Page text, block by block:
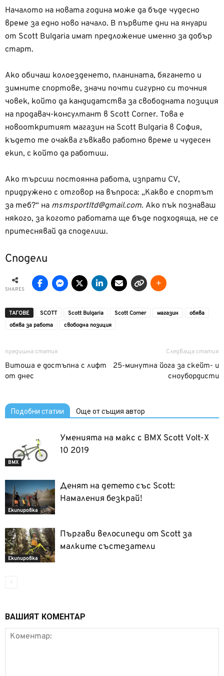
Началото на новата година може да бъде чудесно
време за едно ново начало. В първите дни на януари
от Scott Bulgaria имат предложение именно за добър
старт.
Ако обичаш колоезденето, планината, бягането и
зимните спортове, значи почти сигурно си точния
човек, който да кандидатства за свободната позиция
на продавач-консултант в Scott Corner. Това е
новооткритият магазин на Scott Bulgaria в София,
където те очаква гъвкаво работно време и чудесен
екип, с който да работиш.
Ако търсиш постоянна работа, изпрати CV,
придружено с отговор на въпроса: „Какво е спортът
за теб?“ на msmsportltd@gmail.com. Ако пък познаваш
някого, за когото работата ще бъде подходяща, не се
притеснявай да споделиш.
Сподели
SHARES
ТАГОВЕ SCOTT Scott Bulgaria Scott Corner магазин
обява
обява за работа
свободна позиция
предишна статия
Витоша е достъпна с лифт
от днес
Следваща статия
25-минутна йога за скейт- и
сноубордисти
Подобни статии Още от същия автор
BMX
Уменията на макс с BMX Scott Volt-X
10 2019
Екипировка
Денят на детето със Scott:
Намаления безкрай!
Екипировка
Пъргави велосипеди от Scott за
малките състезатели
ВАШИЯТ КОМЕНТАР